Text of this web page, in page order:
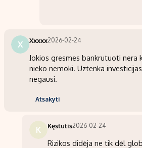
X Xxxxx2026-02-24
Jokios gresmes bankrutuoti nera
nieko nemoki. Uztenka
negausi.
Atsakyti
K Kęstutis2026-02-24
Rizikos didėja ne tik dėl